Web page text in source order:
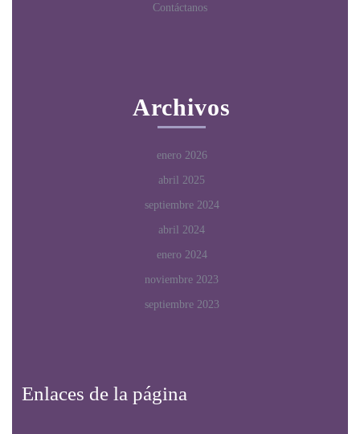
Contáctanos
Archivos
enero 2026
abril 2025
septiembre 2024
abril 2024
enero 2024
noviembre 2023
septiembre 2023
Enlaces de la página